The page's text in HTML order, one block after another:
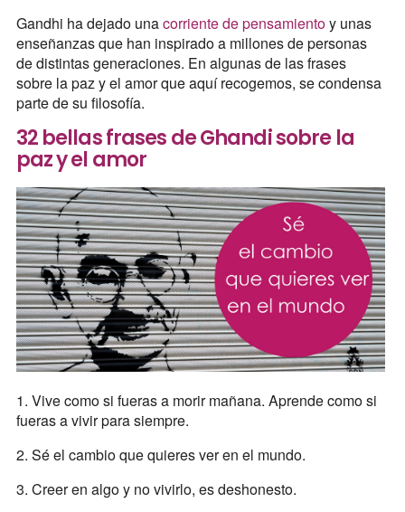
Gandhi ha dejado unacorriente de pensamientoy unas
enseñanzas que han inspirado a millones de personas
de distintas generaciones. En algunas de las frases
sobre la paz y el amor que aquí recogemos, se condensa
parte de su filosofía.
32 bellas frases de Ghandi sobre la
paz y el amor
1. Vive como si fueras a morir mañana. Aprende como si
fueras a vivir para siempre.
2. Sé el cambio que quieres ver en el mundo.
3. Creer en algo y no vivirlo, es deshonesto.